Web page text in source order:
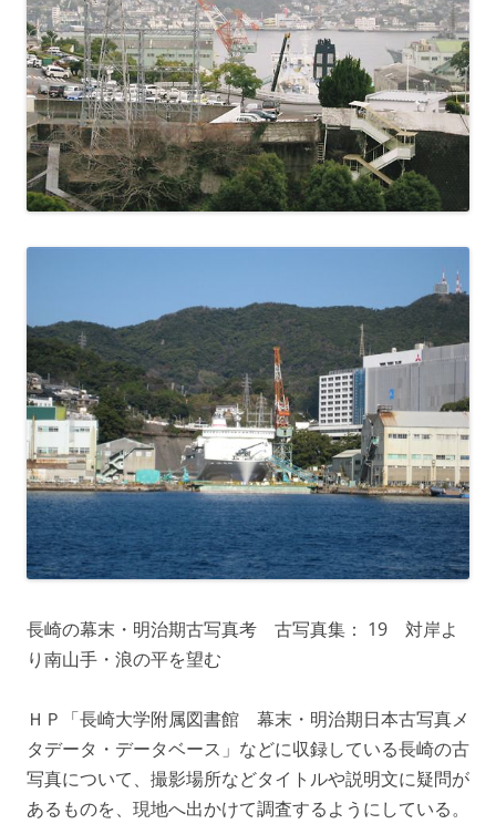
長崎の幕末・明治期古写真考 古写真集： 19 対岸よ
り南山手・浪の平を望む
ＨＰ「長崎大学附属図書館 幕末・明治期日本古写真メ
タデータ・データベース」などに収録している長崎の古
写真について、撮影場所などタイトルや説明文に疑問が
あるものを、現地へ出かけて調査するようにしている。